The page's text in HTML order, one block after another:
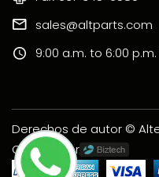
sales@altparts.com
9:00 a.m. to 6:00 p.m.
Derechos de autor ©
Creado por